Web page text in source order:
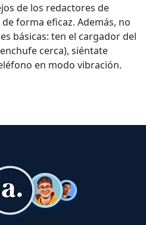
de los redactores de
forma eficaz. Además, no
básicas: ten el cargador del
cerca), siéntate
en modo vibración.